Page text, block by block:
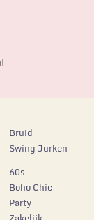
Bruid
Swing Jurken
60s
Boho Chic
Party